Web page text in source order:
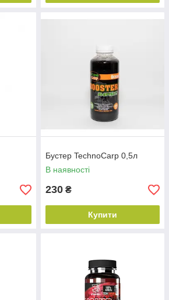
Бустер TechnoCarp 0,5л
В наявності
230 ₴
Купити